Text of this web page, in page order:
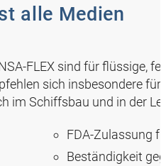
alle Medien
sind für flüssige,
sich insbesondere
im Schiffsbau und in der
FDA-Zulassung
Beständigkeit